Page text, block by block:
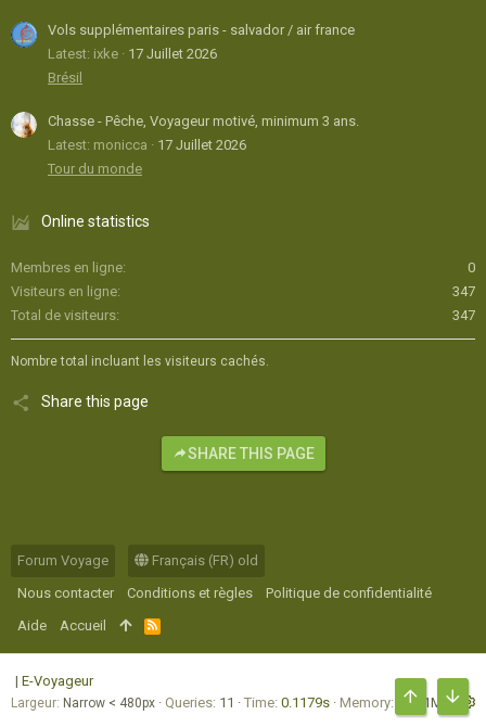
Vols supplémentaires paris - salvador / air france
Latest: ixke
17 Juillet 2026
Brésil
Chasse - Pêche, Voyageur motivé, minimum 3 ans.
Latest: monicca
17 Juillet 2026
Tour du monde
Online statistics
Membres en ligne
0
Visiteurs en ligne
347
Total de visiteurs
347
Nombre total incluant les visiteurs cachés.
Share this page
SHARE THIS PAGE
Forum Voyage
Français (FR) old
Nous contacter
Conditions et règles
Politique de confidentialité
Aide
Accueil
R
S
S
| E-Voyageur
Largeur Queries 11 Time 0.1179s Memory 12.21MB
HAUT BAS